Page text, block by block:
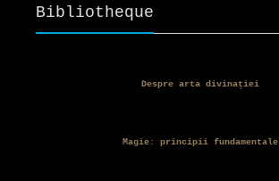
Bibliotheque
Despre arta divinației
Magie: principii fundamentale